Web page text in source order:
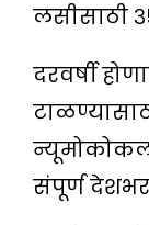
लसीसाठी
दरवर्षी
न्यूमोकोकल
संपूर्ण